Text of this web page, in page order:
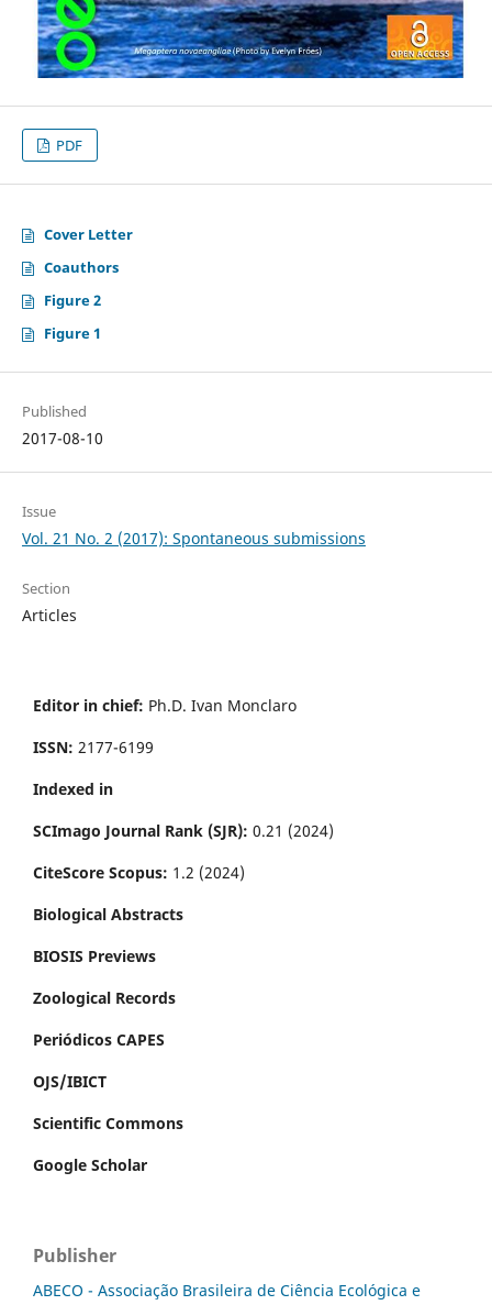
PDF
Cover Letter
Coauthors
Figure 2
Figure 1
Published
2017-08-10
Issue
Vol. 21 No. 2 (2017): Spontaneous submissions
Section
Articles
Editor in chief: Ph.D. Ivan Monclaro
ISSN: 2177-6199
Indexed in
SCImago Journal Rank (SJR): 0.21 (2024)
CiteScore Scopus: 1.2 (2024)
Biological Abstracts
BIOSIS Previews
Zoological Records
Periódicos CAPES
OJS/IBICT
Scientific Commons
Google Scholar
Publisher
ABECO - Associação Brasileira de Ciência Ecológica e